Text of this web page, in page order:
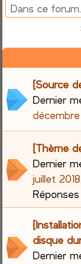
[Source
Dernier
[Thème
Dernier
juillet
disque
Dernier